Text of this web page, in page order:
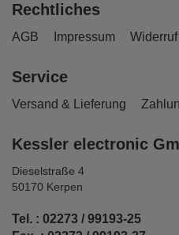
Rechtliches
AGB Impressum Widerruf
Service
Versand & Lieferung
Kessler electronic
Dieselstraße 4
50170 Kerpen
Tel. : 02273 / 99193-25